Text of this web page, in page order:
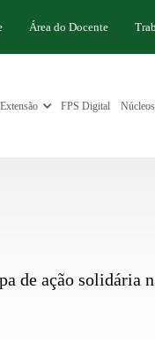
Área do Docente
Extensão FPS Digital
de ação solidária